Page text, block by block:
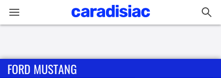
Accueil
FORD MUSTANG